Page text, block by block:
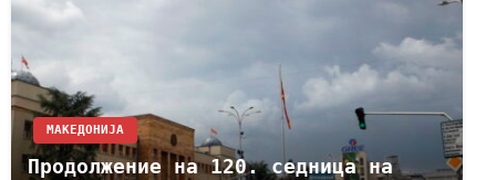
МАКЕДОНИЈА
Продолжение на 120. седница на